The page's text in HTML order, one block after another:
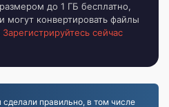
до 1 ГБ бесплатно,
могут конвертировать файлы
Зарегистрируйтесь сейчас
правильно, в том числе